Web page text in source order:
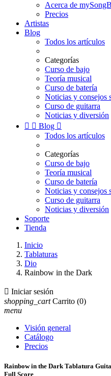
Acerca de
Precios
Artistas
Blog
Todos los artículos
Categorías
Curso de bajo
Teoría musical
Curso de batería
Noticias y consejos
Curso de guitarra
Noticias y diversión
  Blog 
Todos los artículos
Categorías
Curso de bajo
Teoría musical
Curso de batería
Noticias y consejos
Curso de guitarra
Noticias y diversión
Soporte
Tienda
Inicio
Tablaturas
Dio
Rainbow in the Dark
 Iniciar sesión
shopping_cart Carrito (0)
menu
Visión general
Catálogo
Precios
Rainbow in the Dark Tablatura
Full Score